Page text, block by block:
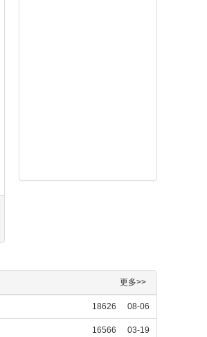
更多>>
18626 08-06
16566 03-19